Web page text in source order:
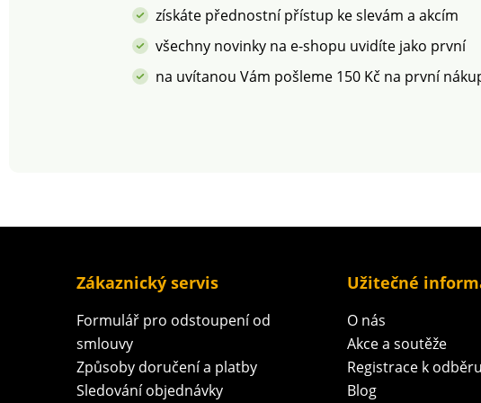
získáte přednostní přístup ke slevám a akcím
všechny novinky na e-shopu uvidíte jako první
na uvítanou Vám pošleme 150 Kč na první
Zákaznický servis
Formulář pro odstoupení od
smlouvy
Způsoby doručení a platby
Sledování objednávky
Užitečné
O nás
Akce a soutěže
Registrace k
Blog